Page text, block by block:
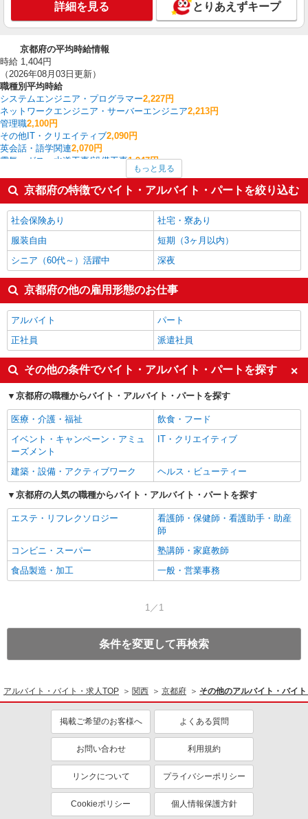
詳細を見る とりあえずキープ
京都府の平均時給情報
時給 1,404円
（2026年08月03日更新）
職種別平均時給
システムエンジニア・プログラマー2,227円
ネットワークエンジニア・サーバーエンジニア2,213円
管理職2,100円
その他IT・クリエイティブ2,090円
英会話・語学関連2,070円
電気・ガス・水道工事/設備工事1,947円
薬剤師1,920円
建築・土木・設備1,914円
ゲームクリエイター・テスター1,850円
京都府の他の職種の平均時給を見る
もっと見る
京都府の特徴でバイト・アルバイト・パートを絞り込む
社会保険あり
社宅・寮あり
服装自由
短期（3ヶ月以内）
シニア（60代～）活躍中
深夜
京都府の他の雇用形態のお仕事
アルバイト
パート
正社員
派遣社員
その他の条件でバイト・アルバイト・パートを探す
京都府の職種からバイト・アルバイト・パートを探す
医療・介護・福祉
飲食・フード
イベント・キャンペーン・アミュ
ーズメント
IT・クリエイティブ
建築・設備・アクティブワーク ヘルス・ビューティー
京都府の人気の職種からバイト・アルバイト・パートを探す
エステ・リフレクソロジー
看護師・保健師・看護助手・助産
師
コンビニ・スーパー
塾講師・家庭教師
食品製造・加工
一般・営業事務
1／1
条件を変更して再検索
アルバイト・バイト・求人TOP 関西 京都府 その他のアルバイト・バイ
掲載ご希望のお客様へ よくある質問
お問い合わせ 利用規約
リンクについて プライバシーポリシー
Cookieポリシー 個人情報保護方針